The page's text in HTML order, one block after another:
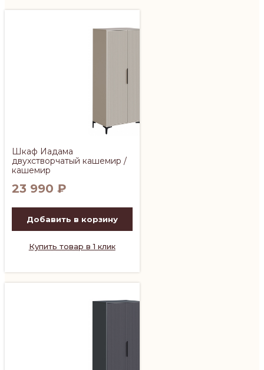
Шкаф Иадама
двухстворчатый кашемир /
кашемир
23 990 ₽
Добавить в корзину
Купить товар в 1 клик